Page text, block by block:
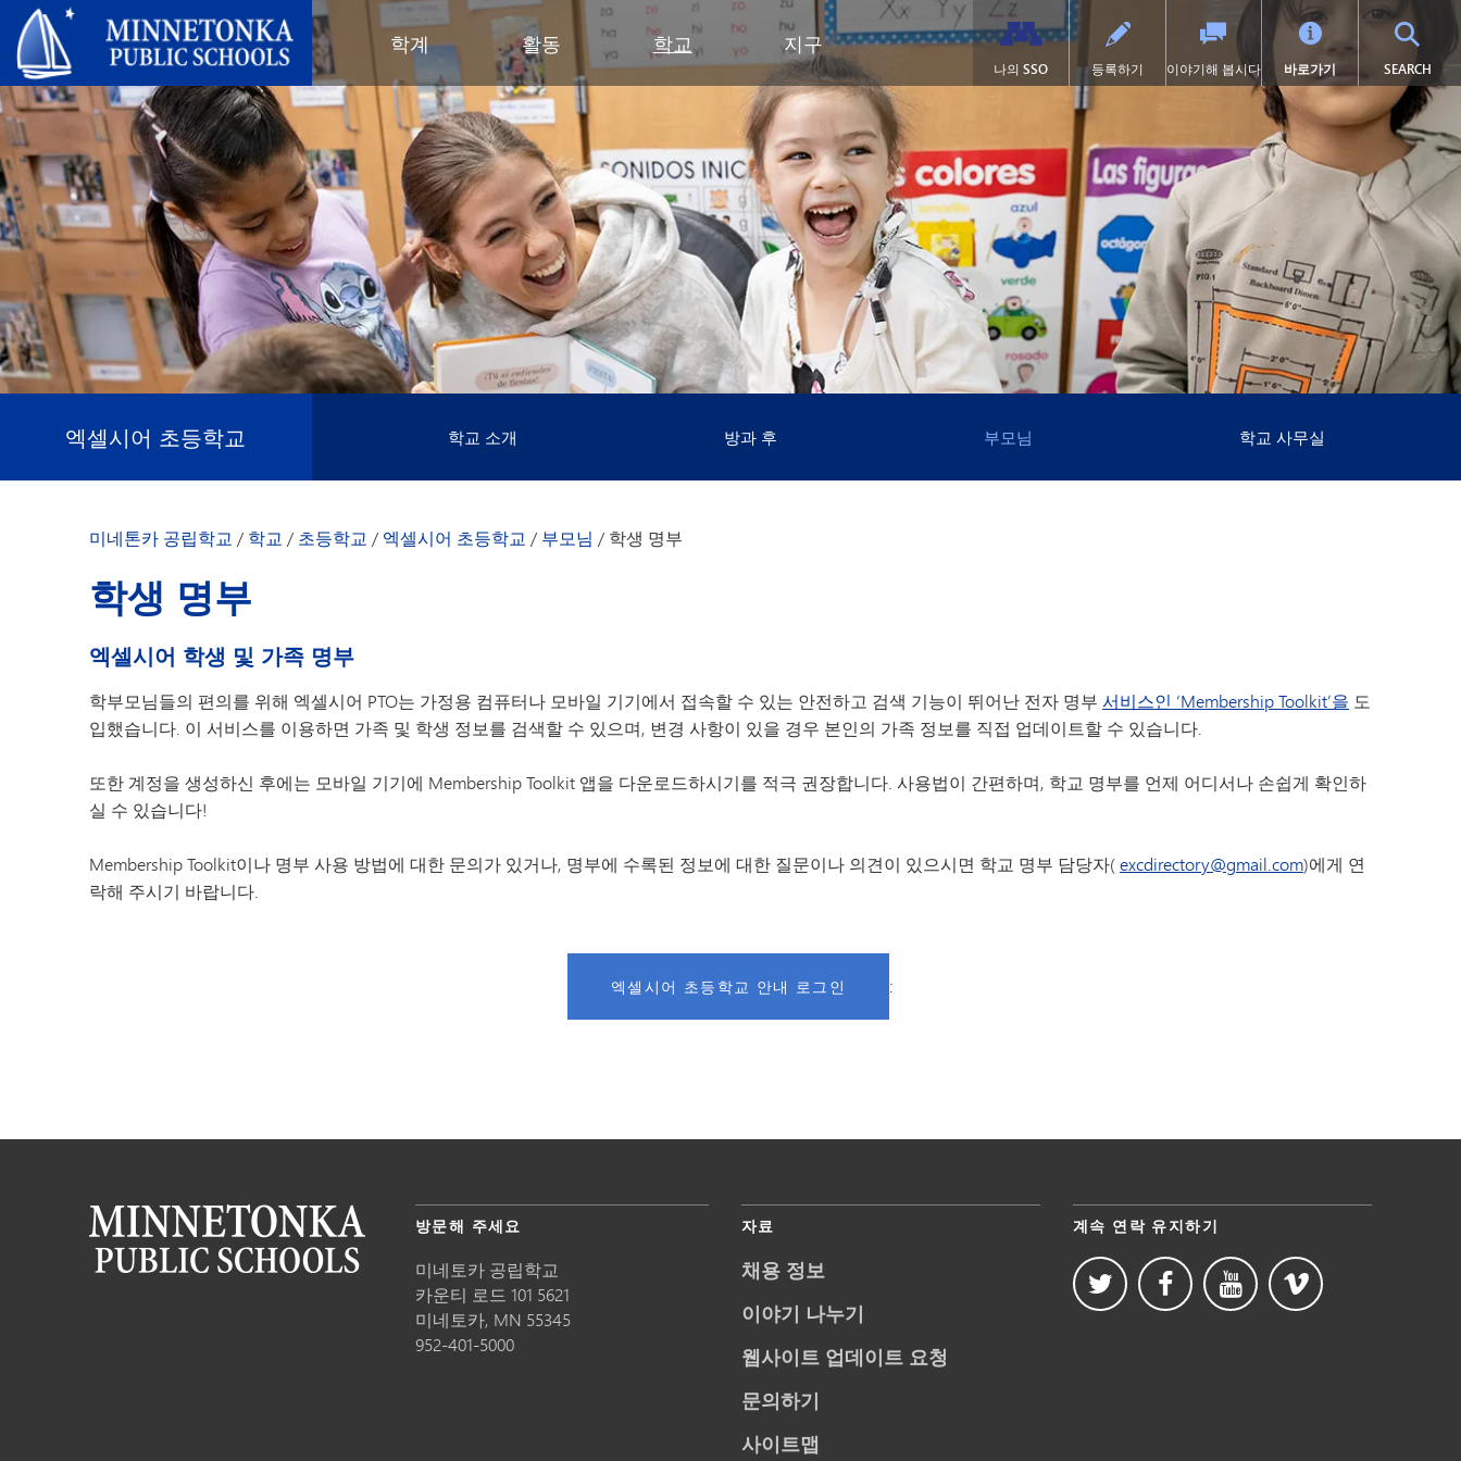
미네토카 공립학교
학계
지역 프로그램
심화 학습
컴퓨터 과학 및 코딩
디지털 헬스 & 웰니스
언어 몰입 교육
음악 설정
네비게이터 프로그램
올베우스(OLWEUS) 학교 폭력 예
방
톤카 온라인
유아기
영유아 건강 검진
유아기 가족 교육(ECFE)
유아 특수교육 (ECSE)
주니어 익스플로러 어린이집
미네토카 유치원
초등부 (유치원~5학년)
교육 과정
초등학생용 웹 링크
초등학교 미술 교육
몰입형 교육 과정 (유치원~5학년)
문해력 증진 계획
고등학교 (9~12학년)
학술적 수상 내역
대학 선이수 과정(AP)
캡스톤
미술
졸업 요건
국제 바칼로레아(IB)
국제학
언어 몰입 교육 (9~12학년)
미네토카 연구소
주요 분야: 항공, 자동차, 건설
중학교 (6~8학년)
학술적 수상 내역
강좌 안내
언어 몰입 교육 (6~8학년)
활동
전 학군
우수성 기념 행사
봉사 기념 행사
지역사회 교육
목표를 가진 육아
‘더 푸른 미래를 위한’ 재사용 및 재
활용 행사
톤카가 제공합니다
초등학교
지역 합창단
톤카 과외
청소년 여가 활동
활동 - MMW
고등학교 활동
동아리 및 특별 활동
문의하기
미네토카 합창단(새 창/탭에서 열림)
미네토카 밴드
(새 창/탭에서 열림)
미네토카 오케스트라(새 창/탭에서 열림)
미네토카 극장(새 창/탭에서 열림)
등록(새 창/탭에서 열림)
시설
자주 묻는 질문
연락처
등록(새 창/탭에서 열림)
스포츠
스포츠 소식
티켓
학교
지역사회 교육
미네토카 유치원 및 ECFE
탐험가 (보육)
청소년
성인 프로그램
행사
초등학교
클리어 스프링스 초등학교
딥헤이븐 초등학교
엑셀시어 초등학교
그로브랜드 초등학교
미네와슈타 초등학교
스케닉 하이츠 초등학교
중학교
동부 중학교
웨스트 중학교
고등학교
미네토카 고등학교
전환 교육
SAIL 전환 프로그램
이러닝
톤카 온라인
지구
리더십
연차 보고서
학군 정책
교육위원회
교육감
미네토카 학군 소개
지역 지도(새 창/탭에서 열림)
사명, 신념 및 비전
학부모 및 학생 안내서
자랑스러운 점
직원 명단
부서
예산 및 재무
입찰 및 제안서 모집
커뮤니케이션
시설 이용 및 대관
인사
영양 서비스
재학생 및 일반 모집
안전 및 보안
교육과 학습
기술
교통
파트너
후원회
사례
다이아몬드 클럽 (새 창/탭에서 열림)
가족 협력 프로그램
미네토카 동창회
미네토카 재단
스키퍼스 후원회
톤카 CARES
톤카 프라이드
프로그램
1:1 아이패드 정보
제504조
학교 폭력 예방
디지털 헬스 & 웰니스
영어 학습자 (EL)
보건 서비스
집에 갇힌
맥키니-벤토 지원 대상 학생
미네톤카 아메리칸 인디언 교육
프로그램
나의 SSO 등록하기 이야기해 봅시다 바로가기 SEARCH
엑셀시어 초등학교 학교 소개
학부모 및 학생 안내서 - 엑셀시어 초등학교
방과 후
탐험가들
부모님
학생 복지
TIPS276 (차별·괴롭힘·성희롱 신고)
연감
학교 사무실
미네톤카 공립학교 / 학교 / 초등학교 / 엑셀시어 초등학교 / 부모님 / 학생 명부
학생 명부
엑셀시어 학생 및 가족 명부
학부모님들의 편의를 위해 엑셀시어 PTO는 가정용 컴퓨터나 모바일 기기에서 접속할 수 있는 안전하고 검색 기능이 뛰어난 전자 명부 서비스인 ‘Membership Toolkit’을 도
입했습니다. 이 서비스를 이용하면 가족 및 학생 정보를 검색할 수 있으며, 변경 사항이 있을 경우 본인의 가족 정보를 직접 업데이트할 수 있습니다.
또한 계정을 생성하신 후에는 모바일 기기에 Membership Toolkit 앱을 다운로드하시기를 적극 권장합니다. 사용법이 간편하며, 학교 명부를 언제 어디서나 손쉽게 확인하
실 수 있습니다!
Membership Toolkit이나 명부 사용 방법에 대한 문의가 있거나, 명부에 수록된 정보에 대한 질문이나 의견이 있으시면 학교 명부 담당자(excdirectory@gmail.com)에게 연
락해 주시기 바랍니다.
엑셀시어 초등학교 안내 로그인 :
방문해 주세요
미네토카 공립학교
카운티 로드 101 5621
미네토카, MN 55345
952-401-5000
자료
채용 정보
이야기 나누기
웹사이트 업데이트 요청
문의하기
사이트맵
계속 연락 유지하기